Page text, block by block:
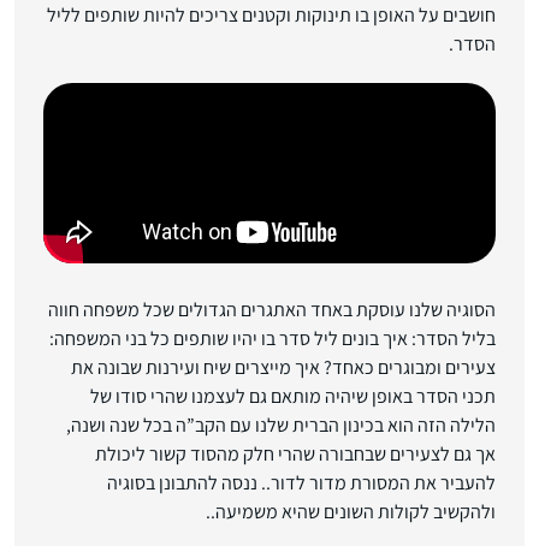
חושבים על האופן בו תינוקות וקטנים צריכים להיות שותפים לליל
הסדר.
הסוגיה שלנו עוסקת באחד האתגרים הגדולים שכל משפחה חווה
בליל הסדר: איך בונים ליל סדר בו יהיו שותפים כל בני המשפחה:
צעירים ומבוגרים כאחד? איך מייצרים שיח ועירנות שבונה את
תכני הסדר באופן שיהיה מותאם גם לעצמנו שהרי סודו של
הלילה הזה הוא בכינון הברית שלנו עם הקב”ה בכל שנה ושנה,
אך גם לצעירים שבחבורה שהרי חלק מהסוד קשור ליכולת
להעביר את המסורת מדור לדור.. ננסה להתבונן בסוגיה
ולהקשיב לקולות השונים שהיא משמיעה..